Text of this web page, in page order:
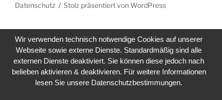
Datenschutz Stolz präsentiert von WordPress
Wir verwenden technisch notwendige Cookies auf unserer
Webseite sowie externe Dienste. Standardmäßig sind alle
externen Dienste deaktiviert. Sie können diese jedoch nach
belieben aktivieren & deaktivieren. Für weitere Informationen
lesen Sie unsere Datenschutzbestimmungen.